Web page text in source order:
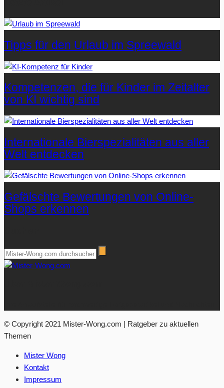
Tipps für den Urlaub im Spreewald
Kompetenzen, die für Kinder im Zeitalter
von KI wichtig sind
Internationale Bierspezialitäten aus aller
Welt entdecken
Gefälschte Bewertungen von Online-
Shops erkennen
© Copyright 2021 Mister-Wong.com | Ratgeber zu aktuellen
Themen
Mister Wong
Kontakt
Impressum